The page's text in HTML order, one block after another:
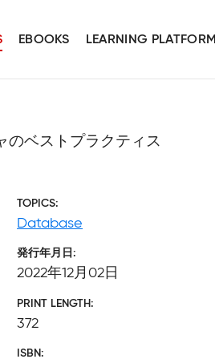
EBOOKS LEARNING PLATFORM
ベストプラクティス
TOPICS
Database
発行年月日
2022年12月02日
PRINT LENGTH
372
ISBN